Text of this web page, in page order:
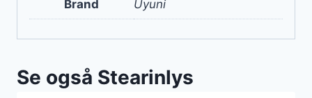
Brand Uyuni
Se også Stearinlys